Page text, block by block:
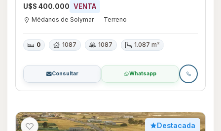
U$S 400.000 VENTA
Médanos de Solymar Terreno
0 1087 1087 1.087 m²
Consultar Whatsapp
Destacada